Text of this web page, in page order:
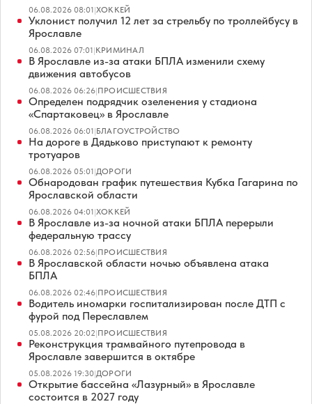
06.08.2026 08:01|ХОККЕЙ
Уклонист получил 12 лет за стрельбу по троллейбусу в
Ярославле
06.08.2026 07:01|КРИМИНАЛ
В Ярославле из-за атаки БПЛА изменили схему
движения автобусов
06.08.2026 06:26|ПРОИСШЕСТВИЯ
Определен подрядчик озеленения у стадиона
«Спартаковец» в Ярославле
06.08.2026 06:01|БЛАГОУСТРОЙСТВО
На дороге в Дядьково приступают к ремонту
тротуаров
06.08.2026 05:01|ДОРОГИ
Обнародован график путешествия Кубка Гагарина по
Ярославской области
06.08.2026 04:01|ХОККЕЙ
В Ярославле из-за ночной атаки БПЛА перерыли
федеральную трассу
06.08.2026 02:56|ПРОИСШЕСТВИЯ
В Ярославской области ночью объявлена атака
БПЛА
06.08.2026 02:46|ПРОИСШЕСТВИЯ
Водитель иномарки госпитализирован после ДТП с
фурой под Переславлем
05.08.2026 20:02|ПРОИСШЕСТВИЯ
Реконструкция трамвайного путепровода в
Ярославле завершится в октябре
05.08.2026 19:30|ДОРОГИ
Открытие бассейна «Лазурный» в Ярославле
состоится в 2027 году